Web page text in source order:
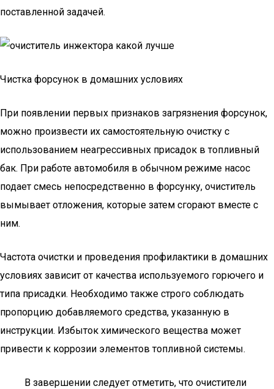
поставленной задачей.
Чистка форсунок в домашних условиях
При появлении первых признаков загрязнения форсунок,
можно произвести их самостоятельную очистку с
использованием неагрессивных присадок в топливный
бак. При работе автомобиля в обычном режиме насос
подает смесь непосредственно в форсунку, очиститель
вымывает отложения, которые затем сгорают вместе с
ним.
Частота очистки и проведения профилактики в домашних
условиях зависит от качества используемого горючего и
типа присадки. Необходимо также строго соблюдать
пропорцию добавляемого средства, указанную в
инструкции. Избыток химического вещества может
привести к коррозии элементов топливной системы.
В завершении следует отметить, что очистители